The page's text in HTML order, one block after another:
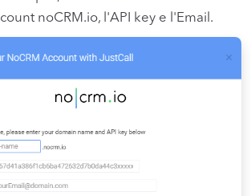
noCRM.io, l'API key e l'Email.